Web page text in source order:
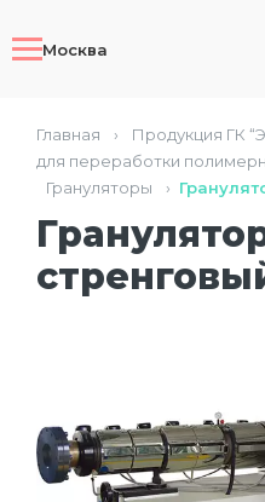
Москва
Главная › Продукция ГК
для переработки
Грануляторы
›